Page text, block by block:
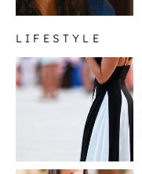
LIFESTYLE